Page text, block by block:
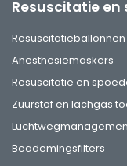
Resuscitatie en
Anesthesiemaskers
Resuscitatie en
Zuurstof en lachgas
Beademingsfilters